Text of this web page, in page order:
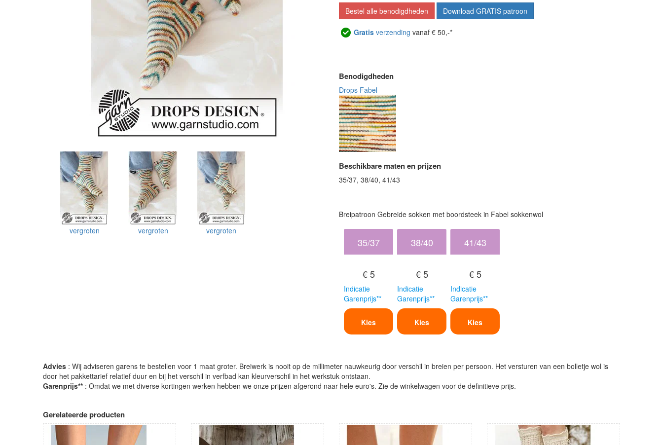
vergroten vergroten vergroten
Bestel alle benodigdheden Download GRATIS patroon
Gratis verzending vanaf € 50,-*
Benodigdheden
Drops Fabel
Beschikbare maten en prijzen
35/37, 38/40, 41/43
Breipatroon Gebreide sokken met boordsteek in Fabel sokkenwol
35/37
€ 5
Indicatie
Garenprijs**
Kies
38/40
€ 5
Indicatie
Garenprijs**
Kies
41/43
€ 5
Indicatie
Garenprijs**
Kies
Advies : Wij adviseren garens te bestellen voor 1 maat groter. Breiwerk is nooit op de millimeter nauwkeurig door verschil in breien per persoon. Het versturen van een bolletje wol is
door het pakkettarief relatief duur en bij het verschil in verfbad kan kleurverschil in het werkstuk ontstaan.
Garenprijs** : Omdat we met diverse kortingen werken hebben we onze prijzen afgerond naar hele euro's. Zie de winkelwagen voor de definitieve prijs.
Gerelateerde producten